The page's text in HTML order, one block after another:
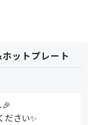
ットプレート
ださい✨